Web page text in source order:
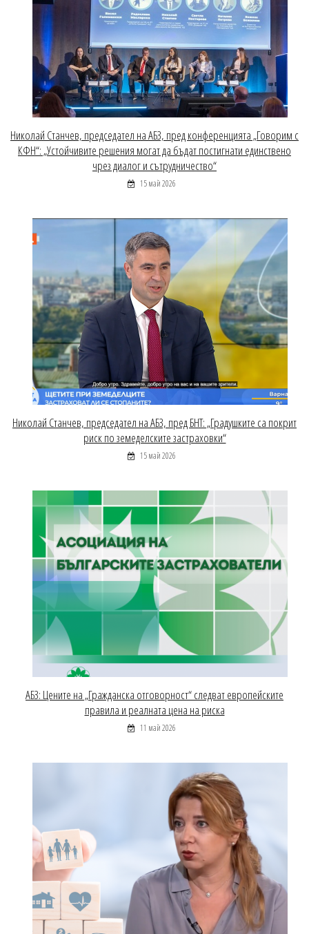
Николай Станчев, председател на АБЗ, пред конференцията „Говорим с
КФН“: „Устойчивите решения могат да бъдат постигнати единствено
чрез диалог и сътрудничество“
15 май 2026
Николай Станчев, председател на АБЗ, пред БНТ: „Градушките са покрит
риск по земеделските застраховки“
15 май 2026
АБЗ: Цените на „Гражданска отговорност“ следват европейските
правила и реалната цена на риска
11 май 2026